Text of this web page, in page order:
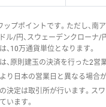
プポイントです。ただし、南
ル/円、スウェーデンクローナ/
、10万通貨単位となります。
、原則建玉の決済を行った2営
り日本の営業日と異なる場合が
決定は取引所が行います。ス
います。